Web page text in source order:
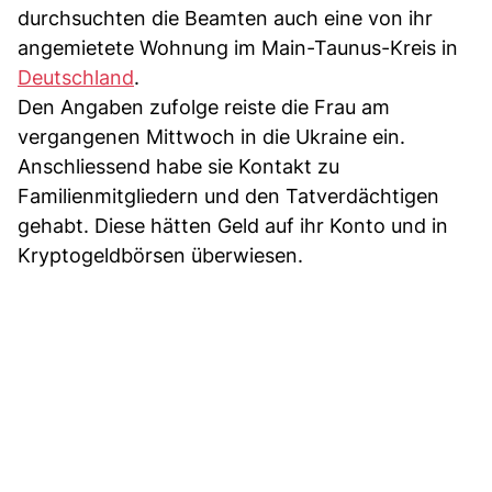
durchsuchten die Beamten auch eine von ihr
angemietete Wohnung im Main-Taunus-Kreis in
Deutschland.
Den Angaben zufolge reiste die Frau am
vergangenen Mittwoch in die Ukraine ein.
Anschliessend habe sie Kontakt zu
Familienmitgliedern und den Tatverdächtigen
gehabt. Diese hätten Geld auf ihr Konto und in
Kryptogeldbörsen überwiesen.